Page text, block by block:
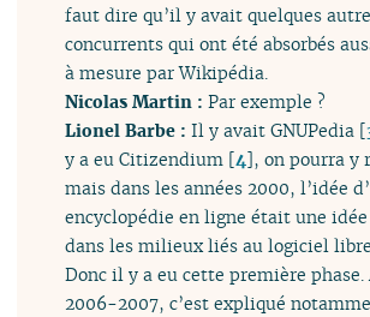
faut dire qu’il y avait quelques
concurrents qui ont été absorbés
à mesure par Wikipédia.
Nicolas Martin :Par exemple ?
Lionel Barbe :Il y avait GNUPedia [
y a eu Citizendium [4], on pourra y
mais dans les années 2000, l’idée
encyclopédie en ligne était une
dans les milieux liés au logiciel
Donc il y a eu cette première
2006-2007, c’est expliqué